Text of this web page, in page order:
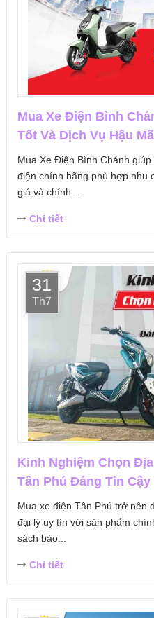
Mua Xe Điện Bình
Tốt Và Dịch Vụ Hậu
Mua Xe Điện Bình Chánh
điện chính hãng phù hợp nhu
giá và chính...
Chi tiết
31
Th7
Kinh Nghiệm Chọn
Tân Phú Đáng Tin
Mua xe điện Tân Phú trở nên
đại lý uy tín với sản phẩm
sách bảo...
Chi tiết